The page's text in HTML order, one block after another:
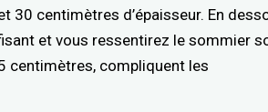
30 centimètres d’épaisseur. En
et vous ressentirez le sommier
centimètres, compliquent les